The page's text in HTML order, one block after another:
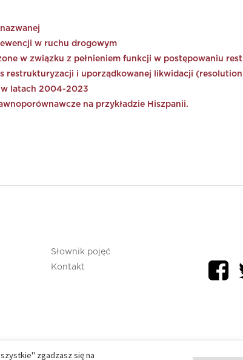
w ruchu drogowym
w związku z pełnieniem funkcji w postępowaniu
restrukturyzacji i uporządkowanej likwidacji
w latach 2004-2023
na przykładzie Hiszpanii.
Słownik pojęć
Kontakt
zgadzasz się na